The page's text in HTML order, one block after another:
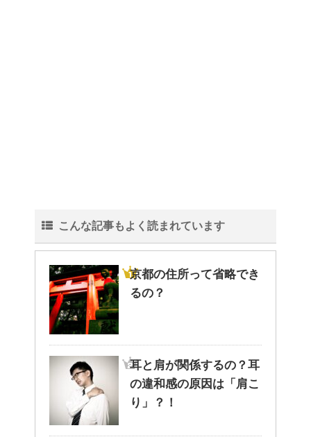
こんな記事もよく読まれています
京都の住所って省略でき
るの？
耳と肩が関係するの？耳
の違和感の原因は「肩こ
り」？！